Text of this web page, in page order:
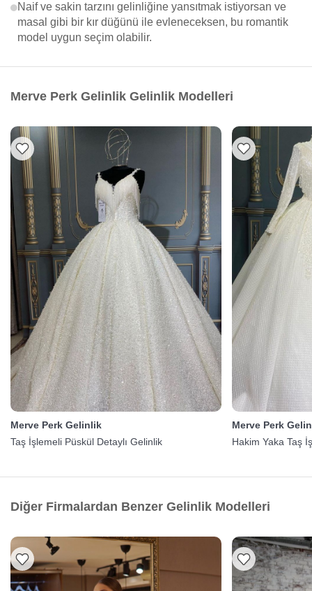
Naif ve sakin tarzını gelinliğine yansıtmak istiyorsan ve
masal gibi bir kır düğünü ile evleneceksen, bu romantik
model uygun seçim olabilir.
Merve Perk Gelinlik Gelinlik Modelleri
Merve Perk Gelinlik
Taş İşlemeli Püskül Detaylı Gelinlik
Merve Perk
Hakim Yaka Taş
Diğer Firmalardan Benzer Gelinlik Modelleri